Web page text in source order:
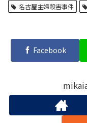
名古屋主婦殺害事件
Facebook